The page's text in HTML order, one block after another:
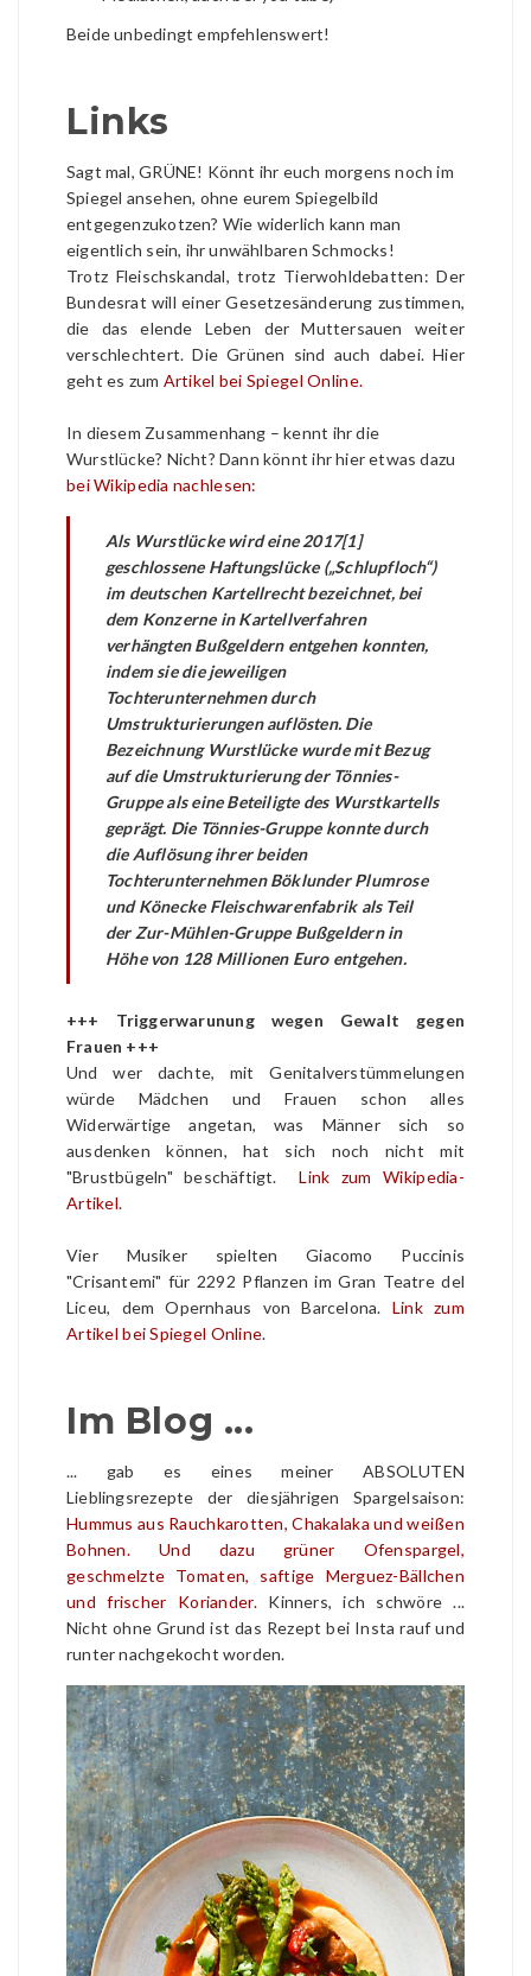
Beide unbedingt empfehlenswert!
Links
Sagt mal, GRÜNE! Könnt ihr euch morgens noch im
Spiegel ansehen, ohne eurem Spiegelbild
entgegenzukotzen? Wie widerlich kann man
eigentlich sein, ihr unwählbaren Schmocks!
Trotz Fleischskandal, trotz Tierwohldebatten: Der
Bundesrat will einer Gesetzesänderung zustimmen,
die das elende Leben der Muttersauen weiter
verschlechtert. Die Grünen sind auch dabei. Hier
geht es zum Artikel bei Spiegel Online.
In diesem Zusammenhang – kennt ihr die
Wurstlücke? Nicht? Dann könnt ihr hier etwas dazu
bei Wikipedia nachlesen:
Als Wurstlücke wird eine 2017[1]
geschlossene Haftungslücke („Schlupfloch“)
im deutschen Kartellrecht bezeichnet, bei
dem Konzerne in Kartellverfahren
verhängten Bußgeldern entgehen konnten,
indem sie die jeweiligen
Tochterunternehmen durch
Umstrukturierungen auflösten. Die
Bezeichnung Wurstlücke wurde mit Bezug
auf die Umstrukturierung der Tönnies-
Gruppe als eine Beteiligte des Wurstkartells
geprägt. Die Tönnies-Gruppe konnte durch
die Auflösung ihrer beiden
Tochterunternehmen Böklunder Plumrose
und Könecke Fleischwarenfabrik als Teil
der Zur-Mühlen-Gruppe Bußgeldern in
Höhe von 128 Millionen Euro entgehen.
+++ Triggerwarunung wegen Gewalt gegen
Frauen +++
Und wer dachte, mit Genitalverstümmelungen
würde Mädchen und Frauen schon alles
Widerwärtige angetan, was Männer sich so
ausdenken können, hat sich noch nicht mit
"Brustbügeln" beschäftigt.Link zum Wikipedia-
Artikel.
Vier Musiker spielten Giacomo Puccinis
"Crisantemi" für 2292 Pflanzen im Gran Teatre del
Liceu, dem Opernhaus von Barcelona. Link zum
Artikel bei Spiegel Online.
Im Blog ...
... gab es eines meiner ABSOLUTEN
Lieblingsrezepte der diesjährigen Spargelsaison:
Hummus aus Rauchkarotten, Chakalaka und weißen
Bohnen. Und dazu grüner Ofenspargel,
geschmelzte Tomaten, saftige Merguez-Bällchen
und frischer Koriander.Kinners, ich schwöre ...
Nicht ohne Grund ist das Rezept bei Insta rauf und
runter nachgekocht worden.